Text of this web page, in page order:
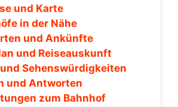
und Karte
in der Nähe
und Ankünfte
und Reiseauskunft
Sehenswürdigkeiten
und Antworten
zum Bahnhof